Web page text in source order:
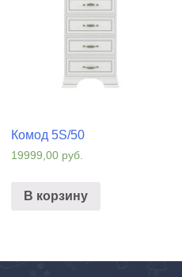
Комод 5S/50
19999,00 руб.
В корзину